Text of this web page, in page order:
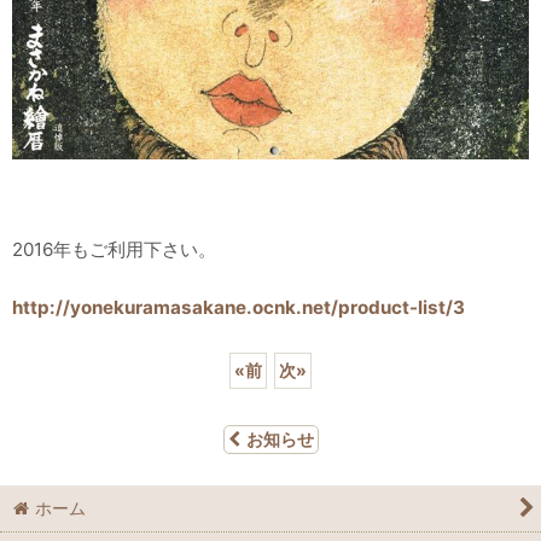
2016年もご利用下さい。
http://yonekuramasakane.ocnk.net/product-list/3
«前 次»
お知らせ
ホーム